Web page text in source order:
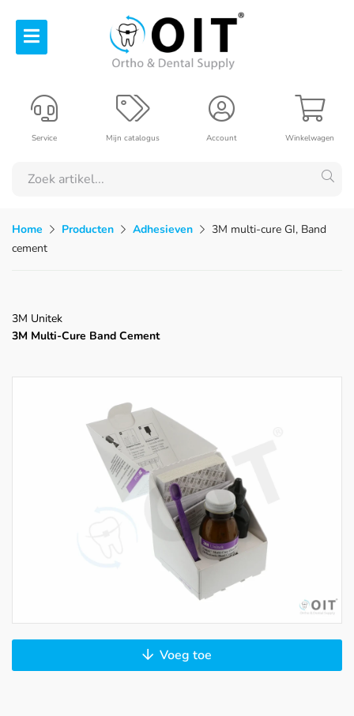
Winkelwagen
Account
Mijn catalogus
Service
Home Producten Adhesieven
3M multi-cure GI, Band
cement
3M Unitek
3M Multi-Cure Band Cement
Voeg toe